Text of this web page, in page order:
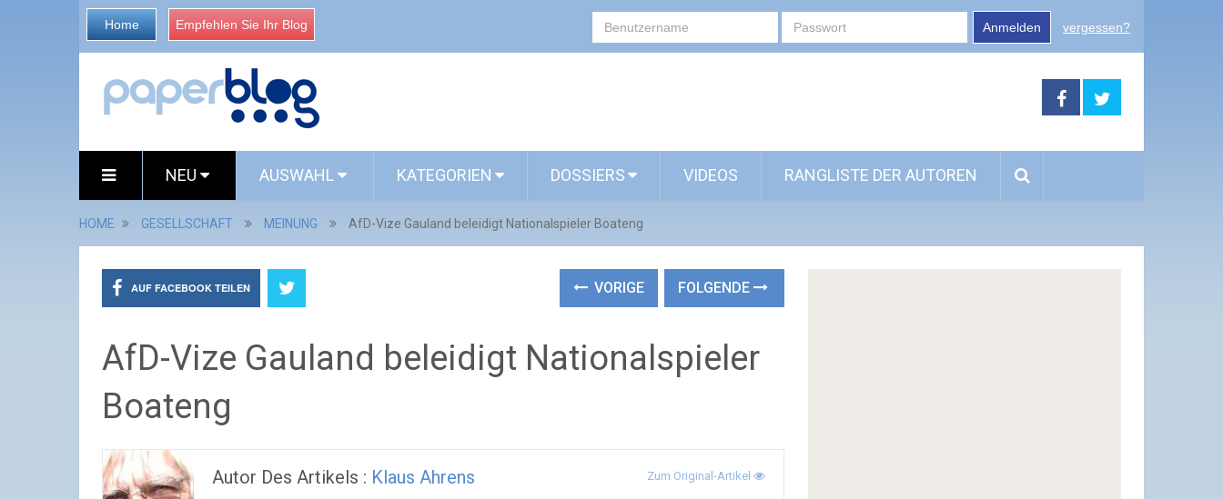
Home Empfehlen Sie Ihr Blog Anmelden vergessen?
NEU AUSWAHL KATEGORIEN DOSSIERS VIDEOS RANGLISTE DER AUTOREN
HOME GESELLSCHAFT MEINUNG AfD-Vize Gauland beleidigt Nationalspieler Boateng
AUF FACEBOOK TEILEN VORIGE FOLGENDE
AfD-Vize Gauland beleidigt Nationalspieler
Boateng
Autor Des Artikels : Klaus Ahrens Zum Original-Artikel